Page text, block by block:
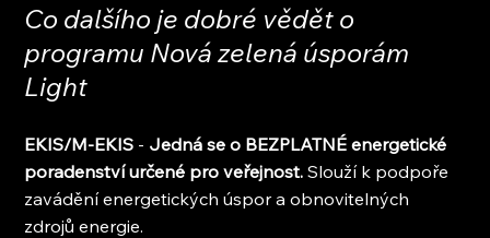
Co dalšího je dobré vědět o
programu Nová zelená úsporám
Light
EKIS/M-EKIS - Jedná se o BEZPLATNÉ energetické
poradenství určené pro veřejnost. Slouží k podpoře
zavádění energetických úspor a obnovitelných
zdrojů energie.